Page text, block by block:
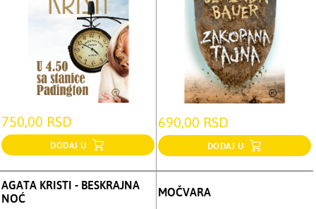
750,00 RSD
DODAJ U
690,00 RSD
DODAJ U
AGATA KRISTI - BESKRAJNA
NOĆ
MOČVARA